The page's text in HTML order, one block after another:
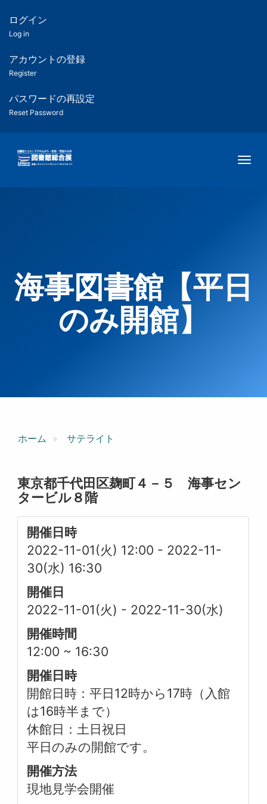
ツ
匿
名
ユ
ー
ー
用
メ
ログイン
Log in
アカウントの登録
Register
パスワードの再設定
Reset Password
海事図書館【平日
のみ開館】
ホーム サテライト
東京都千代田区麹町４－５ 海事セン
タービル８階
開催日時
2022-11-01(火) 12:00 - 2022-11-
30(水) 16:30
開催日
2022-11-01(火) - 2022-11-30(水)
開催時間
12:00 ~ 16:30
開催日時
開館日時：平日12時から17時（入館
は16時半まで）
休館日：土日祝日
平日のみの開館です。
開催方法
現地見学会開催